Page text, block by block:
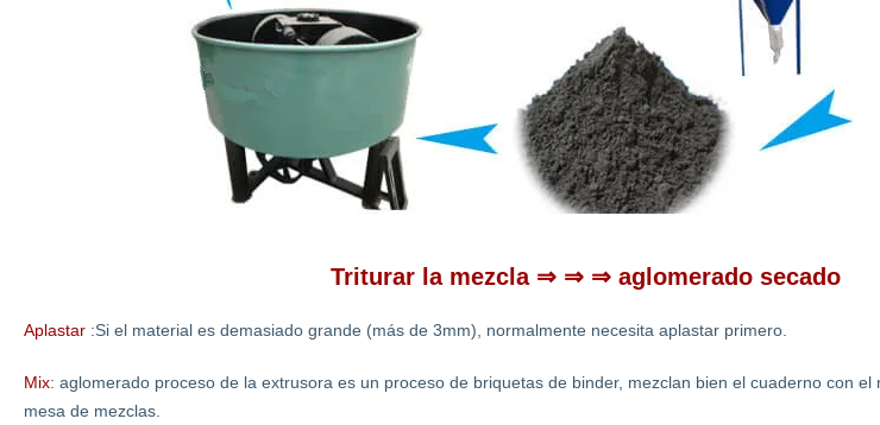
Triturar la mezcla ⇒ ⇒ ⇒ aglomerado secado
Aplastar :Si el material es demasiado grande (más de 3mm), normalmente necesita aplastar primero.
Mix: aglomerado proceso de la extrusora es un proceso de briquetas de binder, mezclan bien el cuaderno con
mesa de mezclas.